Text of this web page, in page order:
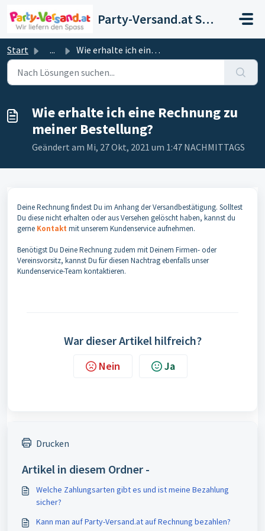
Party-Versand.at Support
Start ... Wie erhalte ich eine Rechnung zu meiner Bestellung?
Wie erhalte ich eine Rechnung zu
meiner Bestellung?
Geändert am Mi, 27 Okt, 2021 um 1:47 NACHMITTAGS
Deine Rechnung findest Du im Anhang der Versandbestätigung. Solltest
Du diese nicht erhalten oder aus Versehen gelöscht haben, kannst du
gerne Kontakt mit unserem Kundenservice aufnehmen.
Benötigst Du Deine Rechnung zudem mit Deinem Firmen- oder
Vereinsvorsitz, kannst Du für diesen Nachtrag ebenfalls unser
Kundenservice-Team kontaktieren.
War dieser Artikel hilfreich?
Nein Ja
Drucken
Artikel in diesem Ordner -
Welche Zahlungsarten gibt es und ist meine Bezahlung
sicher?
Kann man auf Party-Versand.at auf Rechnung bezahlen?